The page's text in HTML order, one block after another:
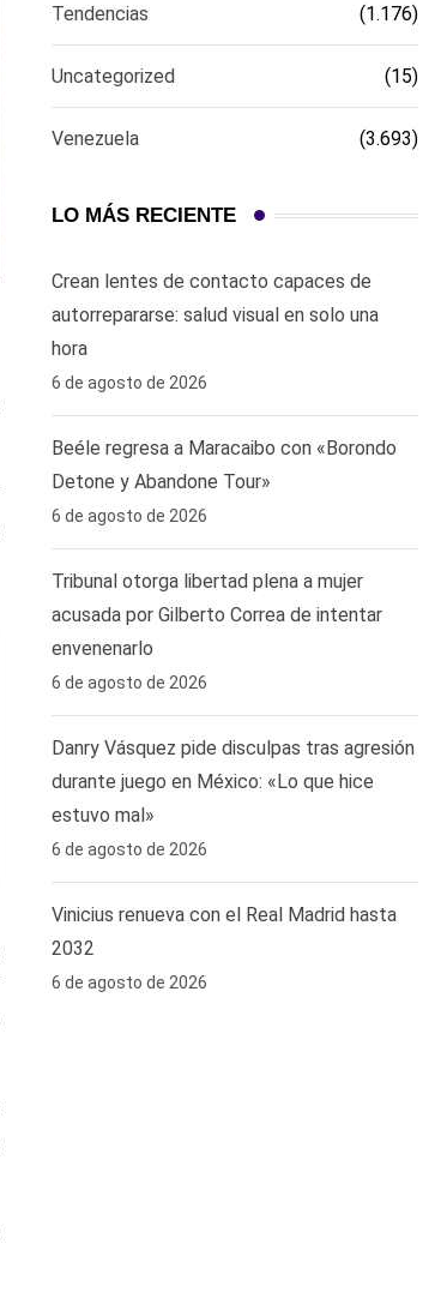
Tendencias (1.176)
Uncategorized (15)
Venezuela (3.693)
LO MÁS RECIENTE
Crean lentes de contacto capaces de
autorrepararse: salud visual en solo una
hora ‎
6 de agosto de 2026
Beéle regresa a Maracaibo con «Borondo
Detone y Abandone Tour»
6 de agosto de 2026
Tribunal otorga libertad plena a mujer
acusada por Gilberto Correa de intentar
envenenarlo
6 de agosto de 2026
Danry Vásquez pide disculpas tras agresión
durante juego en México: «Lo que hice
estuvo mal»
6 de agosto de 2026
Vinicius renueva con el Real Madrid hasta
2032
6 de agosto de 2026